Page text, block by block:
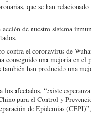
que se han relacionado
de nuestro sistema
contra el coronavirus de
conseguido una mejoría en el
han producido una
afectados, “existe esperanza
para el Control y
de Epidemias